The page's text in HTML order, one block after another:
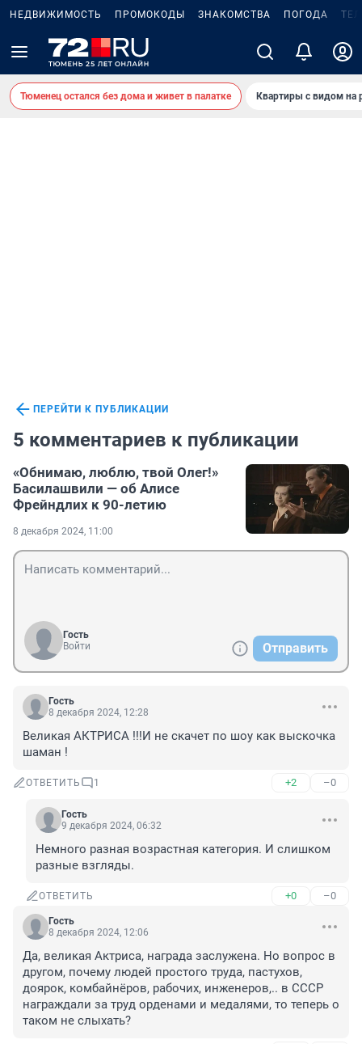
НЕДВИЖИМОСТЬ ПРОМОКОДЫ ЗНАКОМСТВА ПОГОДА
Тюменец остался без дома и живет в палатке Квартиры с видом на
ПЕРЕЙТИ К ПУБЛИКАЦИИ
5 комментариев к публикации
«Обнимаю, люблю, твой Олег!»
Басилашвили — об Алисе
Фрейндлих к 90-летию
8 декабря 2024, 11:00
Гость
Войти
Отправить
Гость
8 декабря 2024, 12:28
Великая АКТРИСА !!!И не скачет по шоу как выскочка
шаман !
ОТВЕТИТЬ 1 +2 –0
Гость
9 декабря 2024, 06:32
Немного разная возрастная категория. И слишком
разные взгляды.
ОТВЕТИТЬ +0 –0
Гость
8 декабря 2024, 12:06
Да, великая Актриса, награда заслужена. Но вопрос в
другом, почему людей простого труда, пастухов,
доярок, комбайнёров, рабочих, инженеров,.. в СССР
награждали за труд орденами и медалями, то теперь о
таком не слыхать?